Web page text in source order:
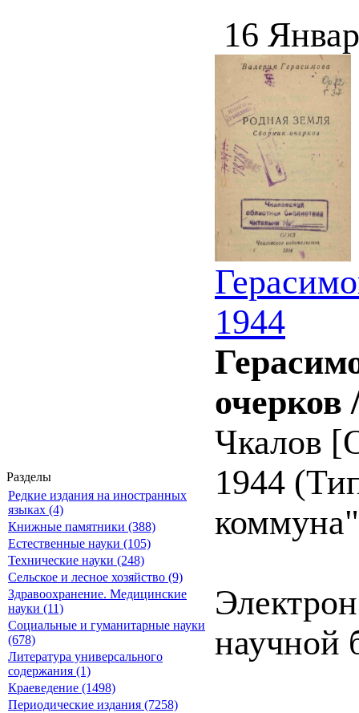
Разделы
Редкие издания на иностранных
языках (4)
Книжные памятники (388)
Естественные науки (105)
Технические науки (248)
Сельское и лесное хозяйство (9)
Здравоохранение. Медицинские
науки (11)
Социальные и гуманитарные науки
(678)
Литература универсального
содержания (1)
Краеведение (1498)
Периодические издания (7258)
16
1944
очерков
Чкалов
1944
научной